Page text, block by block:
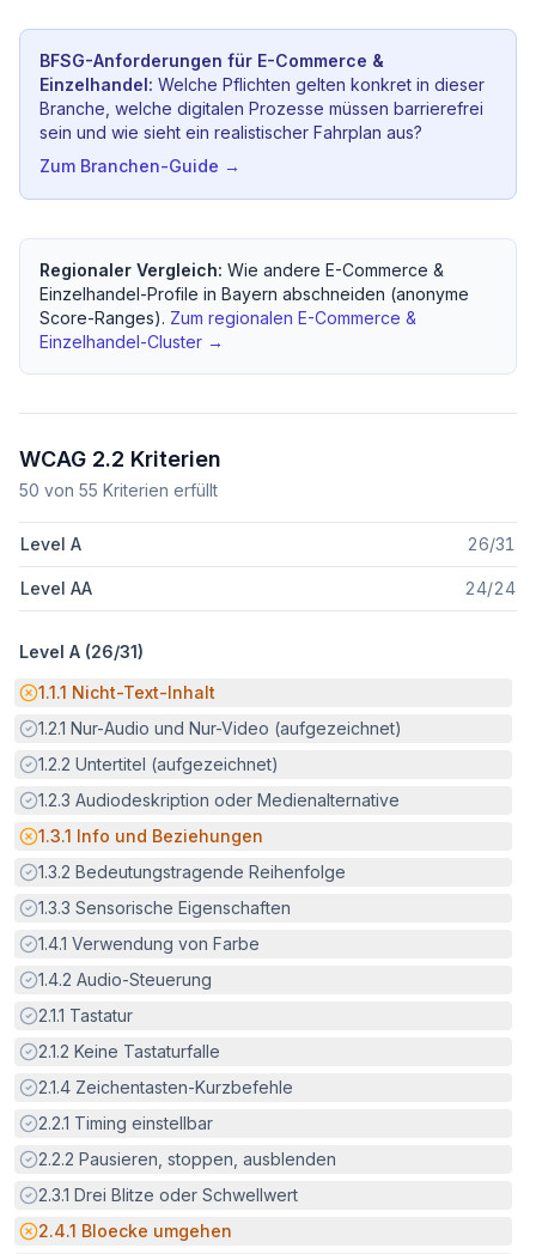
BFSG-Anforderungen für E-Commerce &
Einzelhandel: Welche Pflichten gelten konkret in dieser
Branche, welche digitalen Prozesse müssen barrierefrei
sein und wie sieht ein realistischer Fahrplan aus?
Zum Branchen-Guide →
Regionaler Vergleich: Wie andere E-Commerce &
Einzelhandel-Profile in Bayern abschneiden (anonyme
Score-Ranges). Zum regionalen E-Commerce &
Einzelhandel-Cluster →
WCAG 2.2 Kriterien
50 von 55 Kriterien erfüllt
Level A 26/31
Level AA 24/24
Level A (26/31)
Potenzielle Barriere:
1.1.1 Nicht-Text-Inhalt
Erfüllt:
1.2.1 Nur-Audio und Nur-Video (aufgezeichnet)
Erfüllt:
1.2.2 Untertitel (aufgezeichnet)
Erfüllt:
1.2.3 Audiodeskription oder Medienalternative
Potenzielle Barriere:
1.3.1 Info und Beziehungen
Erfüllt:
1.3.2 Bedeutungstragende Reihenfolge
Erfüllt:
1.3.3 Sensorische Eigenschaften
Erfüllt:
1.4.1 Verwendung von Farbe
Erfüllt:
1.4.2 Audio-Steuerung
Erfüllt:
2.1.1 Tastatur
Erfüllt:
2.1.2 Keine Tastaturfalle
Erfüllt:
2.1.4 Zeichentasten-Kurzbefehle
Erfüllt:
2.2.1 Timing einstellbar
Erfüllt:
2.2.2 Pausieren, stoppen, ausblenden
Erfüllt:
2.3.1 Drei Blitze oder Schwellwert
Potenzielle Barriere:
2.4.1 Bloecke umgehen